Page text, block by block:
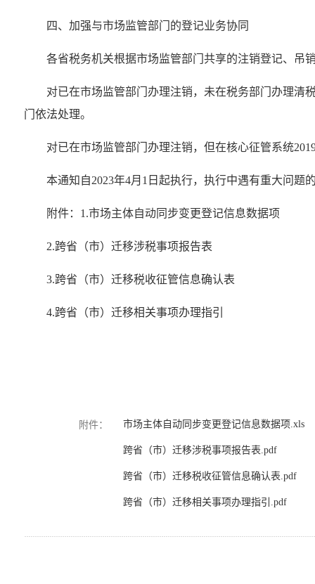
四、加强与市场监管部门的登记业务协同
各省税务机关根据市场监管部门共享的注销登记、吊
对已在市场监管部门办理注销，未在税务部门办理清
门依法处理。
对已在市场监管部门办理注销，但在核心征管系统
本通知自2023年4月1日起执行，执行中遇有重大问题
附件：1.市场主体自动同步变更登记信息数据项
2.跨省（市）迁移涉税事项报告表
3.跨省（市）迁移税收征管信息确认表
4.跨省（市）迁移相关事项办理指引
附件： 市场主体自动同步变更登记信息数据项.xls
跨省（市）迁移涉税事项报告表.pdf
跨省（市）迁移税收征管信息确认表.pdf
跨省（市）迁移相关事项办理指引.pdf